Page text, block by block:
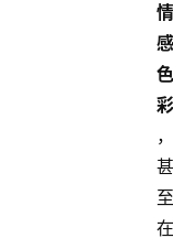
情
感
色
彩
，
甚
至
在